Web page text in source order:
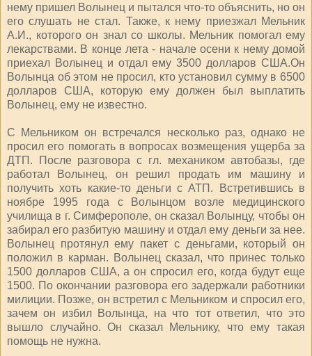
нему пришел Волынец и пытался что-то объяснить, но он
его слушать не стал. Также, к нему приезжал Мельник
А.И., которого он знал со школы. Мельник помогал ему
лекарствами. В конце лета - начале осени к нему домой
приехал Волынец и отдал ему 3500 долларов США.Он
Волынца об этом не просил, кто установил сумму в 6500
долларов США, которую ему должен был выплатить
Волынец, ему не известно.
С Мельником он встречался несколько раз, однако не
просил его помогать в вопросах возмещения ущерба за
ДТП. После разговора с гл. механиком автобазы, где
работал Волынец, он решил продать им машину и
получить хоть какие-то деньги с АТП. Встретившись в
ноябре 1995 года с Волынцом возле медицинского
училища в г. Симферополе, он сказал Волынцу, чтобы он
забирал его разбитую машину и отдал ему деньги за нее.
Волынец протянул ему пакет с деньгами, который он
положил в карман. Волынец сказал, что принес только
1500 долларов США, а он спросил его, когда будут еще
1500. По окончании разговора его задержали работники
милиции. Позже, он встретил с Мельником и спросил его,
зачем он избил Волынца, на что тот ответил, что это
вышло случайно. Он сказал Мельнику, что ему такая
помощь не нужна.